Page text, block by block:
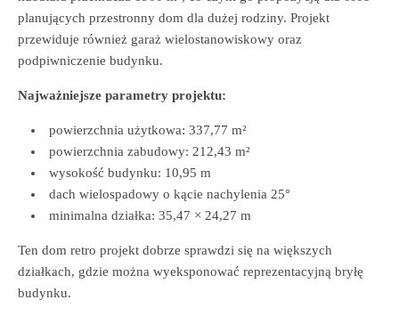
planujących przestronny dom dla dużej rodziny. Projekt
przewiduje również garaż wielostanowiskowy oraz
podpiwniczenie budynku.
Najważniejsze parametry projektu:
powierzchnia użytkowa: 337,77 m²
powierzchnia zabudowy: 212,43 m²
wysokość budynku: 10,95 m
dach wielospadowy o kącie nachylenia 25°
minimalna działka: 35,47 × 24,27 m
Ten dom retro projekt dobrze sprawdzi się na większych
działkach, gdzie można wyeksponować reprezentacyjną bryłę
budynku.